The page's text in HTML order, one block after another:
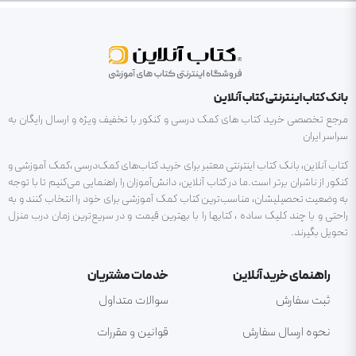
بانک کتاب اینترنتی کتاب آنلاین
مرجع تخصصی خرید کتاب های کمک درسی و کنکور با تخفیف ویژه و ارسال رایگان به
سراسر ایران
کتاب آنلاین، بانک کتاب اینترنتی معتبر برای خرید کتاب‌های کمک‌درسی ،کمک آموزشی و
کنکور از ناشران برتر است.ما در کتاب آنلاین، دانش‌آموزان را راهنمایی می‌کنیم تا با توجه
به وضعیت تحصیلیشان، مناسب‌ترین کتاب کمک آموزشی برای خود را انتخاب کنند و به
راحتی و با چند کلیک ساده ، کتابها را با بهترین قیمت و در سریع‌ترین زمان درب منزل
تحویل بگیرند.
راهنمای خرید آنلاین
ثبت سفارش
نحوه ارسال سفارش
خدمات مشتریان
سوالات متداول
قوانین و مقررات